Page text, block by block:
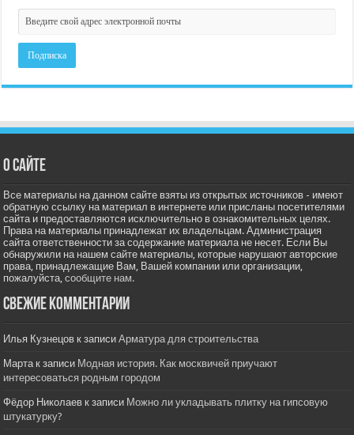
О сайте
Все материалы на данном сайте взяты из открытых источников - имеют
обратную ссылку на материал в интернете или присланы посетителями
сайта и предоставляются исключительно в ознакомительных целях.
Права на материалы принадлежат их владельцам. Администрация
сайта ответственности за содержание материала не несет. Если Вы
обнаружили на нашем сайте материалы, которые нарушают авторские
права, принадлежащие Вам, Вашей компании или организации,
пожалуйста,сообщите нам.
Свежие комментарии
Илья Кузнецов к записиАрматура для строительства
Мартак записи Модная история. Как москвичей приучают
интересоваться родным городом
Фёдор Николаев к записи Можно ли укладывать плитку на гипсовую
штукатурку?